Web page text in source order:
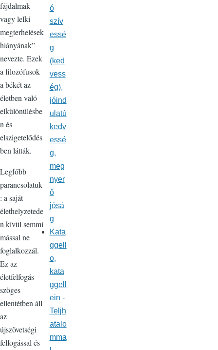
fájdalmak
vagy lelki
megterhelések
hiányának”
nevezte. Ezek
a filozófusok
a békét az
életben való
elkülönülésbe
n és
elszigetelődés
ben látták.
Legfőbb
parancsolatuk
: a saját
élethelyzetede
n kívül semmi
mással ne
foglalkozzál.
Ez az
életfelfogás
szöges
ellentétben áll
az
újszövetségi
felfogással és
ó
szív
essé
g
(ked
vess
ég),
jóind
ulatú
kedv
essé
g,
meg
nyer
ő
jósá
g
Kata
ggell
o,
kata
ggell
ein -
Teljh
atalo
mma